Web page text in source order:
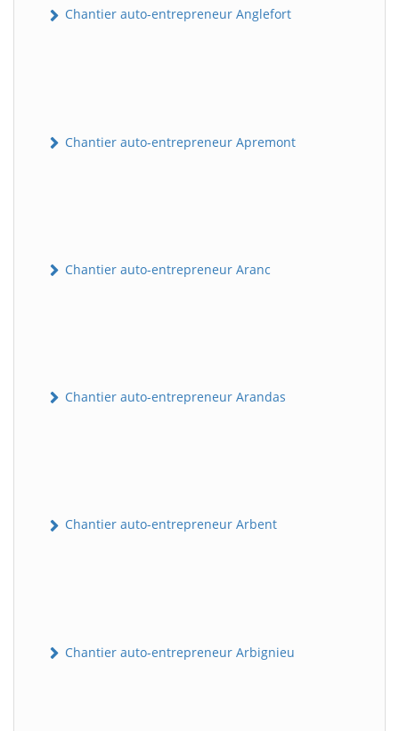
Chantier auto-entrepreneur Anglefort
Chantier auto-entrepreneur Apremont
Chantier auto-entrepreneur Aranc
Chantier auto-entrepreneur Arandas
Chantier auto-entrepreneur Arbent
Chantier auto-entrepreneur Arbignieu